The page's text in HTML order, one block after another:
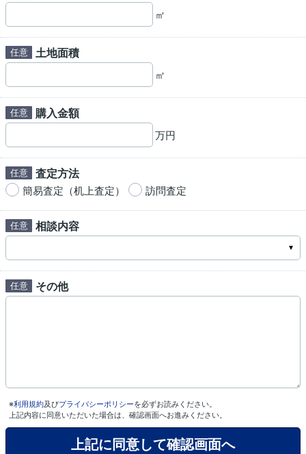
㎡
土地面積
㎡
購入金額
万円
査定方法
簡易査定（机上査定） 訪問査定
相談内容
その他
※利用規約及びプライバシーポリシーを必ずお読みください。
上記内容に同意いただいた場合は、確認画面へお進みください。